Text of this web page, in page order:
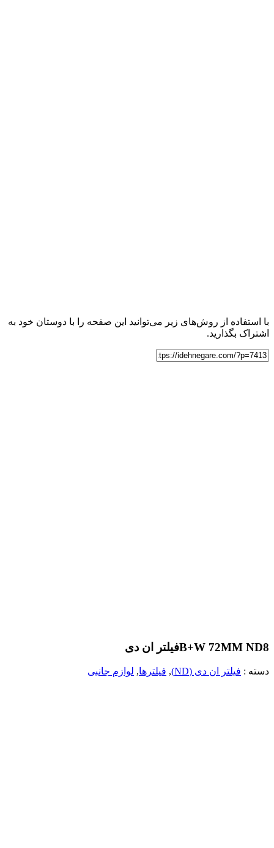
با استفاده از روش‌های زیر می‌توانید این صفحه را با دوستان خود به
اشتراک بگذارید.
B+W 72MM ND8فیلتر ان دی
دسته : فیلتر ان دی (ND) , فیلترها, لوازم جانبی